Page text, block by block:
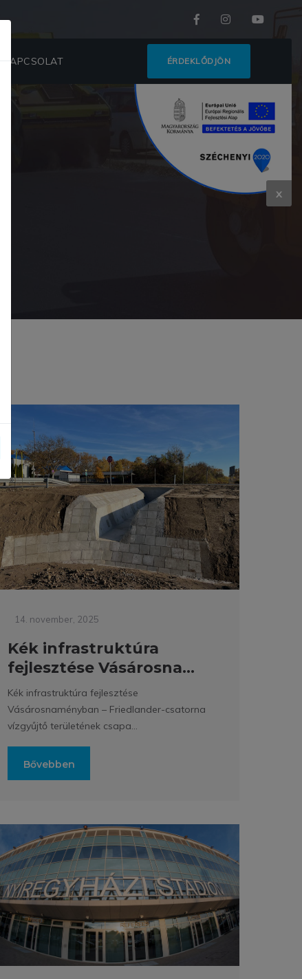
KAPCSOLAT ÉRDEKLŐDJÖN
x
14. november, 2025
Kék infrastruktúra
fejlesztése Vásárosna...
Kék infrastruktúra fejlesztése
Vásárosnaményban – Friedlander-csatorna
vízgyűjtő területének csapa...
Bővebben